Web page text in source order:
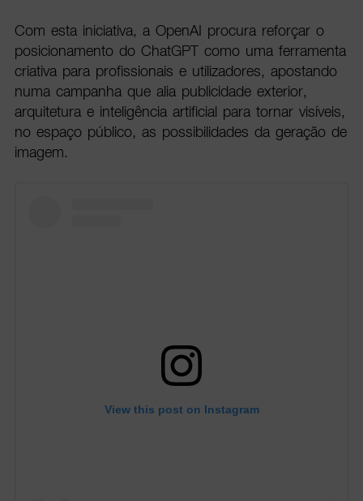
Com esta iniciativa, a OpenAI procura reforçar o
posicionamento do ChatGPT como uma ferramenta
criativa para profissionais e utilizadores, apostando
numa campanha que alia publicidade exterior,
arquitetura e inteligência artificial para tornar visíveis,
no espaço público, as possibilidades da geração de
imagem.
View this post on Instagram